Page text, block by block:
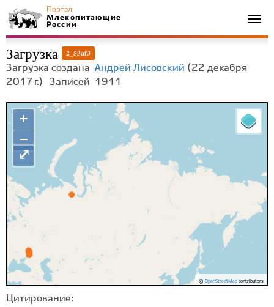
Портал
Млекопитающие
России
Загрузка 2_53af3
Загрузка создана Андрей Лисовский (22 декабря
2017 г.) Записей 1911
+
−
© OpenStreetMapcontributors.
⤢
Цитирование: